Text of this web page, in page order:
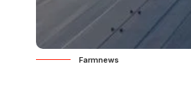
Farmnews